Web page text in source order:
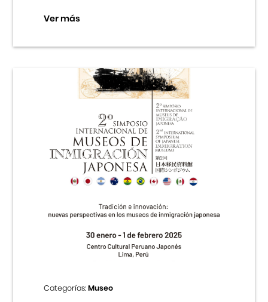
Ver más
Categorías:Museo